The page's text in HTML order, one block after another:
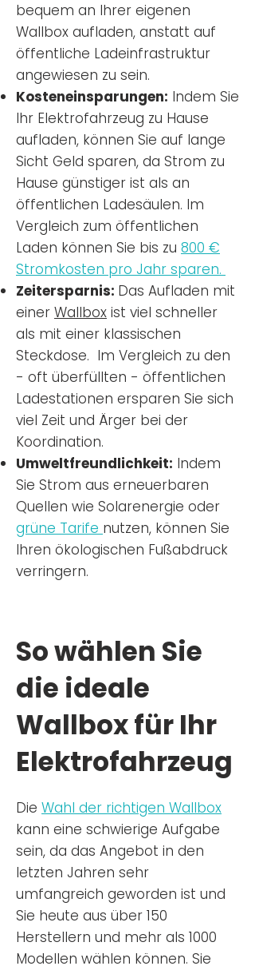
bequem an Ihrer eigenen
Wallbox aufladen, anstatt auf
öffentliche Ladeinfrastruktur
angewiesen zu sein.
Kosteneinsparungen: Indem Sie
Ihr Elektrofahrzeug zu Hause
aufladen, können Sie auf lange
Sicht Geld sparen, da Strom zu
Hause günstiger ist als an
öffentlichen Ladesäulen. Im
Vergleich zum öffentlichen
Laden können Sie bis zu 800 €
Stromkosten pro Jahr sparen.
Zeitersparnis: Das Aufladen mit
einer Wallbox ist viel schneller
als mit einer klassischen
Steckdose. Im Vergleich zu den
- oft überfüllten - öffentlichen
Ladestationen ersparen Sie sich
viel Zeit und Ärger bei der
Koordination.
Umweltfreundlichkeit: Indem
Sie Strom aus erneuerbaren
Quellen wie Solarenergie oder
grüne Tarife nutzen, können Sie
Ihren ökologischen Fußabdruck
verringern.
So wählen Sie
die ideale
Wallbox für Ihr
Elektrofahrzeug
Die Wahl der richtigen Wallbox
kann eine schwierige Aufgabe
sein, da das Angebot in den
letzten Jahren sehr
umfangreich geworden ist und
Sie heute aus über 150
Herstellern und mehr als 1000
Modellen wählen können. Sie